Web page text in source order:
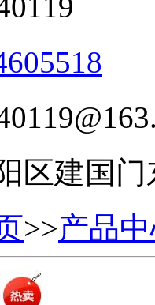
区建国门
>>产品